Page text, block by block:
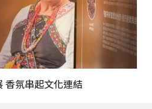
香氛串起文化連結